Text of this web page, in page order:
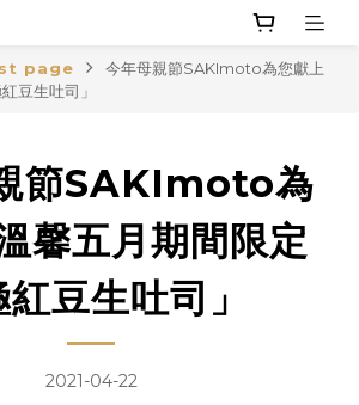
page
今年母親節SAKImoto為您獻上
豆生吐司」
節SAKImoto為
馨五月期間限定
紅豆生吐司」
2021-04-22